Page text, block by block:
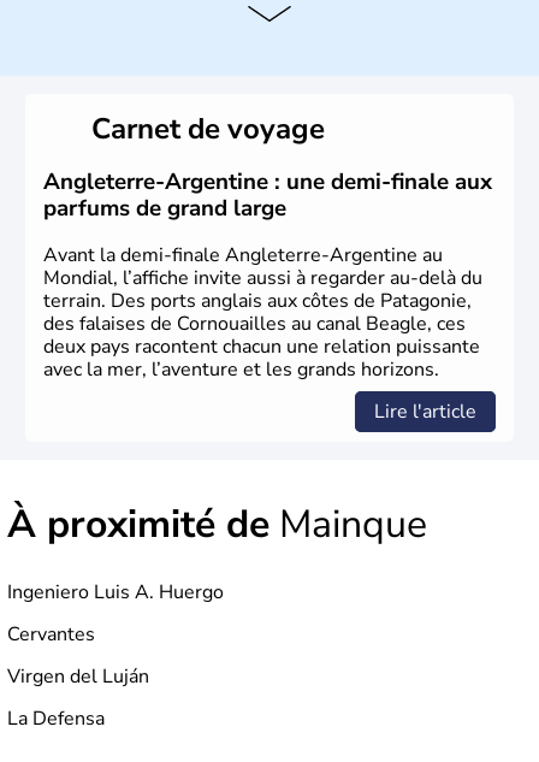
L'Argentine est un pays d'Amérique du Sud, partageant
argent ». La capitale a pour nom Buenos Aires. Le pays
est indépendant depuis 1816 et le peso est la monnaie
qu'utilisent les 40 millions d'habitants qui peuplent le
pays, les Argentins.
Carnet de voyage
Angleterre-Argentine : une demi-finale aux
parfums de grand large
Avant la demi-finale Angleterre-Argentine au
Mondial, l’affiche invite aussi à regarder au-delà du
terrain. Des ports anglais aux côtes de Patagonie,
des falaises de Cornouailles au canal Beagle, ces
deux pays racontent chacun une relation puissante
avec la mer, l’aventure et les grands horizons.
Lire l'article
À proximité de Mainque
Ingeniero Luis A. Huergo
Cervantes
Virgen del Luján
La Defensa